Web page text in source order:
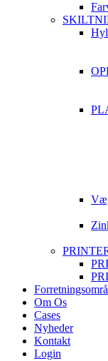
Om Os
Cases
Nyheder
Kontakt
Login